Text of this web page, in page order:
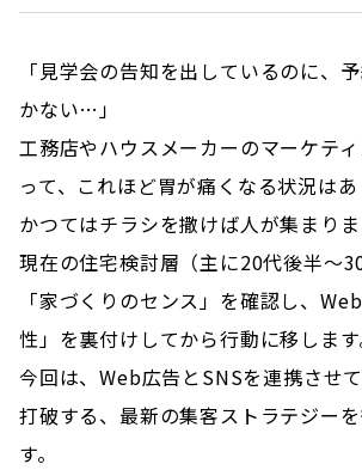
「見学会の告知を出しているのに、
かない…」
工務店やハウスメーカーのマーケテ
って、これほど胃が痛くなる状況はあ
かつてはチラシを撒けば人が集まり
現在の住宅検討層（主に20代後半〜
「家づくりのセンス」を確認し、
性」を裏付けしてから行動に移します
今回は、Web広告とSNSを連携させ
打破する、最新の集客ストラテジー
す。